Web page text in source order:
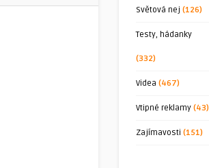
Světová nej (126)
Testy, hádanky
(332)
Videa (467)
Vtipné reklamy (43)
Zajímavosti (151)